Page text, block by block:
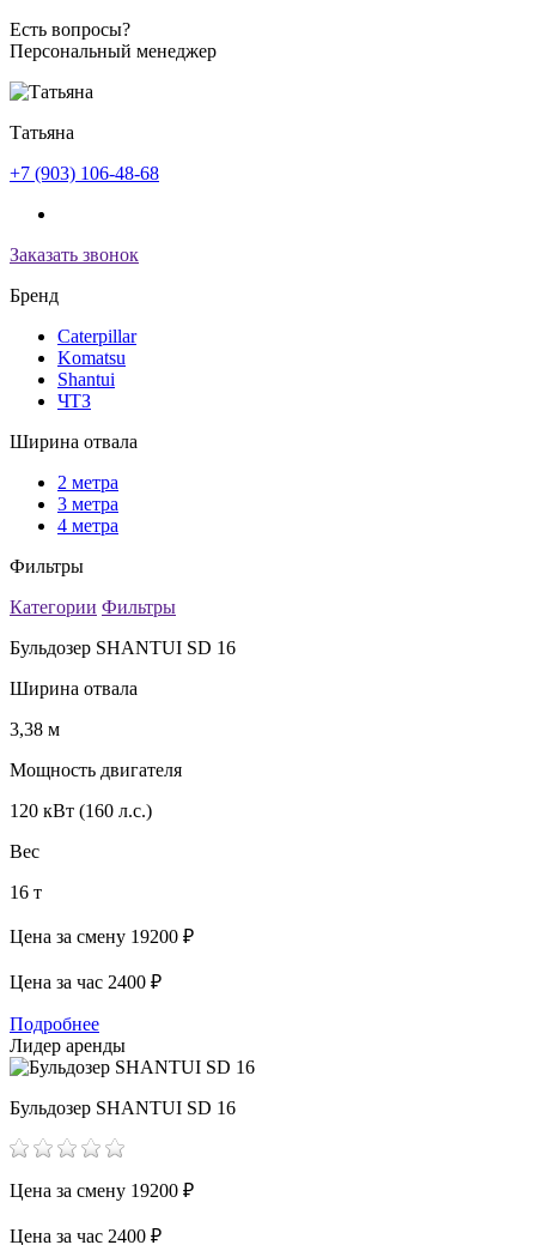
Есть вопросы?
Персональный менеджер
Татьяна
+7 (903) 106-48-68
Заказать звонок
Бренд
Caterpillar
Komatsu
Shantui
ЧТЗ
Ширина отвала
2 метра
3 метра
4 метра
Фильтры
Категории Фильтры
Бульдозер SHANTUI SD 16
Ширина отвала
3,38 м
Мощность двигателя
120 кВт (160 л.с.)
Вес
16 т
Цена за смену 19200 ₽
Цена за час 2400 ₽
Подробнее
Лидер аренды
Бульдозер SHANTUI SD 16
Цена за смену 19200 ₽
Цена за час 2400 ₽